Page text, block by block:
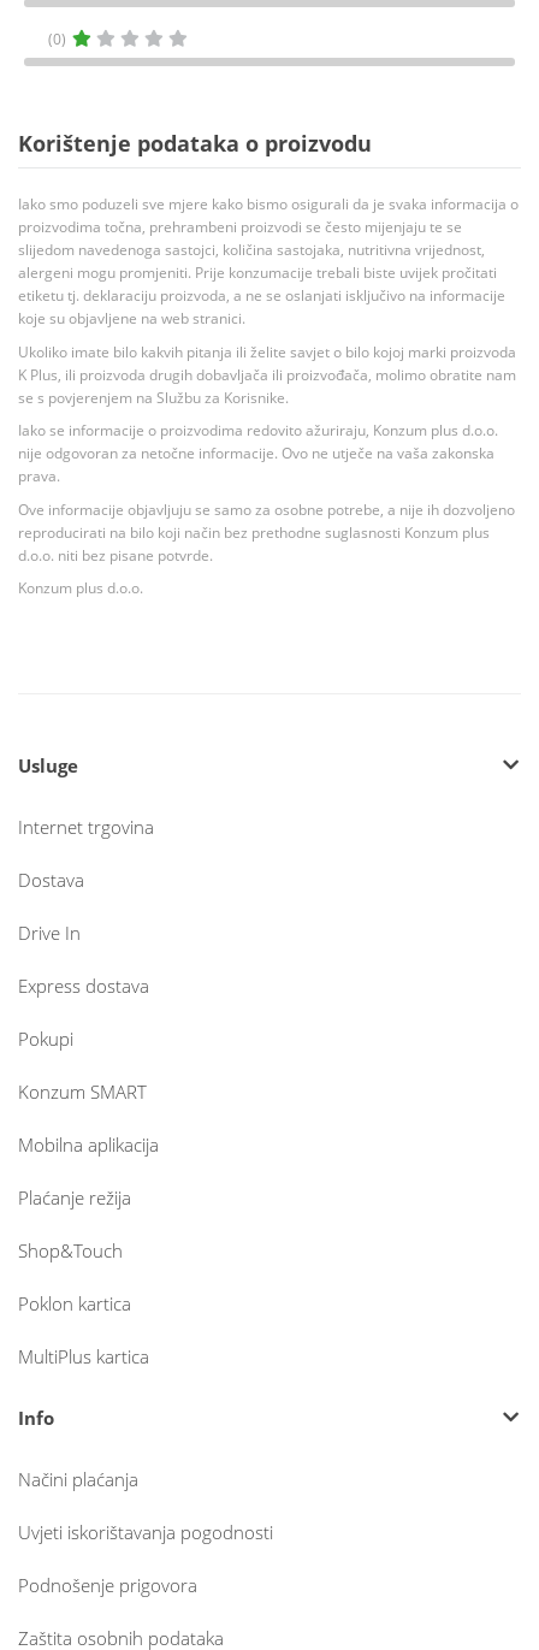
(0)
Korištenje podataka o proizvodu
Iako smo poduzeli sve mjere kako bismo osigurali da je svaka informacija o
proizvodima točna, prehrambeni proizvodi se često mijenjaju te se
slijedom navedenoga sastojci, količina sastojaka, nutritivna vrijednost,
alergeni mogu promjeniti. Prije konzumacije trebali biste uvijek pročitati
etiketu tj. deklaraciju proizvoda, a ne se oslanjati isključivo na informacije
koje su objavljene na web stranici.
Ukoliko imate bilo kakvih pitanja ili želite savjet o bilo kojoj marki proizvoda
K Plus, ili proizvoda drugih dobavljača ili proizvođača, molimo obratite nam
se s povjerenjem na Službu za Korisnike.
Iako se informacije o proizvodima redovito ažuriraju, Konzum plus d.o.o.
nije odgovoran za netočne informacije. Ovo ne utječe na vaša zakonska
prava.
Ove informacije objavljuju se samo za osobne potrebe, a nije ih dozvoljeno
reproducirati na bilo koji način bez prethodne suglasnosti Konzum plus
d.o.o. niti bez pisane potvrde.
Konzum plus d.o.o.
Usluge
Internet trgovina
Dostava
Drive In
Express dostava
Pokupi
Konzum SMART
Mobilna aplikacija
Plaćanje režija
Shop&Touch
Poklon kartica
MultiPlus kartica
Info
Načini plaćanja
Uvjeti iskorištavanja pogodnosti
Podnošenje prigovora
Zaštita osobnih podataka